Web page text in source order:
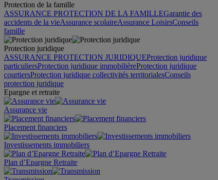
Protection de la famille
ASSURANCE PROTECTION DE LA FAMILLEGarantie des
accidents de la vieAssurance scolaireAssurance LoisirsConseils
famille
Protection juridique
ASSURANCE PROTECTION JURIDIQUEProtection juridique
particuliersProtection juridique immobilièreProtection juridique
courtiersProtection juridique collectivités territorialesConseils
protection juridique
Epargne et retraite
Assurance vie
Placement financiers
Investissements immobiliers
Plan d’Epargne Retraite